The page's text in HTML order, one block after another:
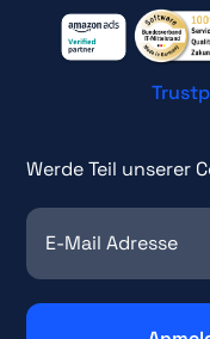
Werde Teil unserer